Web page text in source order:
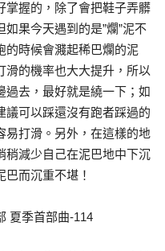
掌握的，除了會把鞋子弄髒
果今天遇到的是”爛”泥不
的時候會濺起稀巴爛的泥
滑的機率也大大提升，所以
過去，最好就是繞一下；如
議可以踩還沒有跑者踩過的
易打滑。另外，在這樣的地
稍減少自己在泥巴地中下沉
而沉重不堪！